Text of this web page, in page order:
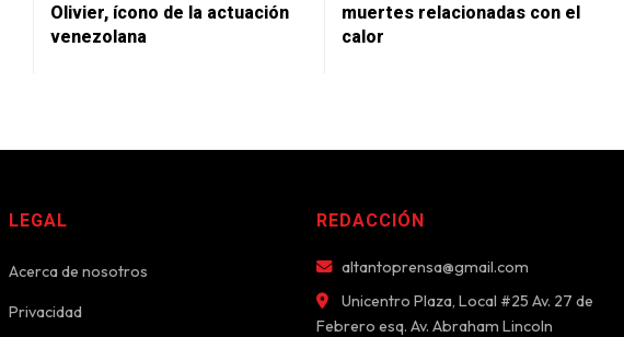
Olivier, ícono de la actuación
venezolana
muertes relacionadas con el
calor
LEGAL
Acerca de nosotros
Privacidad
REDACCIÓN
altantoprensa@gmail.com
Unicentro Plaza, Local #25 Av. 27 de
Febrero esq. Av. Abraham Lincoln